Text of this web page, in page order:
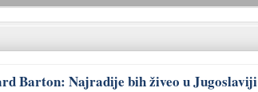
Barton: Najradije bih živeo u Jugoslaviji